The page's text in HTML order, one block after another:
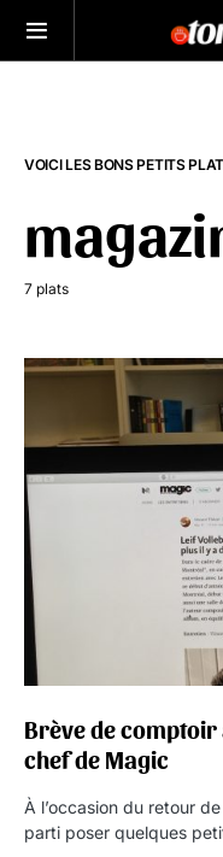
VOICI LES BONS PETITS
7 plats
Brève de
chef de Magic
À l’occasion du retour
parti poser quelques